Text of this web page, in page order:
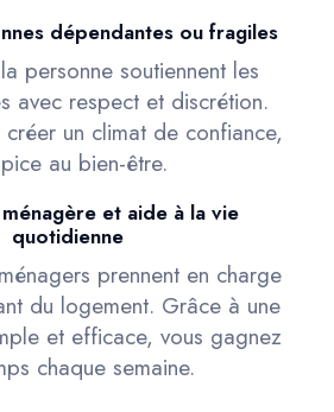
dépendantes ou fragiles
personne soutiennent les
avec respect et discrétion.
un climat de confiance,
au bien-être.
et aide à la vie
quotidienne
prennent en charge
du logement. Grâce à une
et efficace, vous gagnez
chaque semaine.